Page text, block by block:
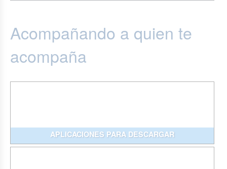
Acompañando a quien te
acompaña
APLICACIONES PARA DESCARGAR